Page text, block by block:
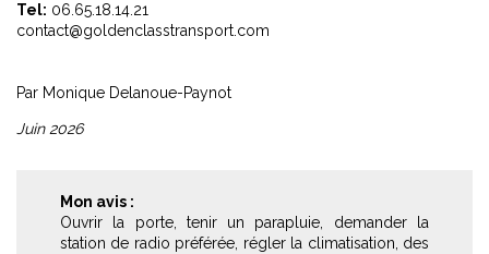
Tel: 06.65.18.14.21
contact@goldenclasstransport.com
Par Monique Delanoue-Paynot
Juin 2026
Mon avis :
Ouvrir la porte, tenir un parapluie, demander la
station de radio préférée, régler la climatisation, des